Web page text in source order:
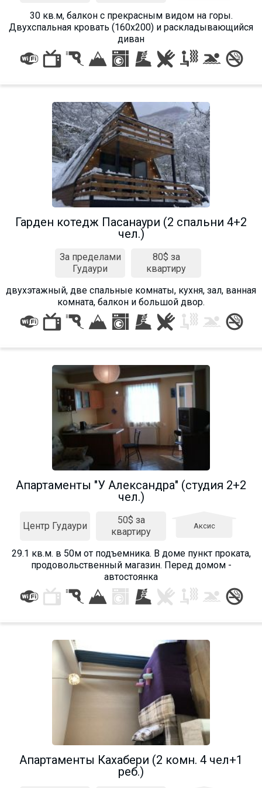
30 кв.м, балкон с прекрасным видом на горы.
Двухспальная кровать (160х200) и раскладывающийся
диван
Гарден котедж Пасанаури (2 спальни 4+2
чел.)
За пределами
Гудаури
80$ за
квартиру
двухэтажный, две спальные комнаты, кухня, зал, ванная
комната, балкон и большой двор.
Апартаменты "У Александра" (студия 2+2
чел.)
Центр Гудаури
50$ за
квартиру
Аксис
29.1 кв.м. в 50м от подъемника. В доме пункт проката,
продовольственный магазин. Перед домом -
автостоянка
Апартаменты Кахабери (2 комн. 4 чел+1
реб.)